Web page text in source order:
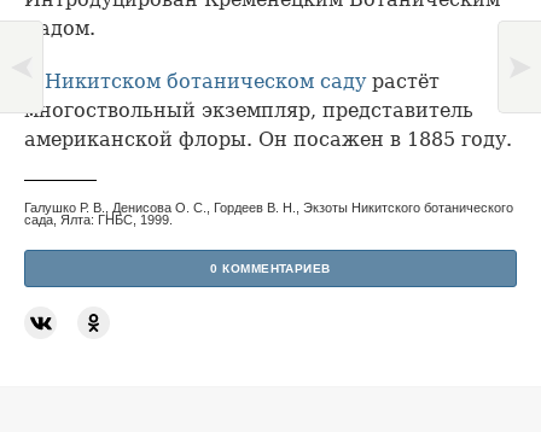
Садом.
Никитском ботаническом садурастёт
многоствольный экземпляр, представитель
американской флоры. Он посажен в 1885 году.
Галушко Р. В., Денисова О. С., Гордеев В. Н., Экзоты Никитского ботанического
сада, Ялта: ГНБС, 1999.
0 КОММЕНТАРИЕВ